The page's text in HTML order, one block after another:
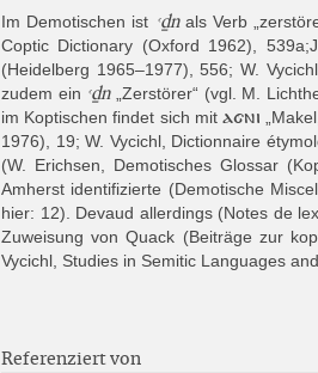
Im Demotischen ist ꜥḏnals Verb
Coptic Dictionary (Oxford 1962),
(Heidelberg 1965–1977), 556; W.
zudem ein ꜥḏn„Zerstörer“ (vgl. M.
im Koptischen findet sich mitⲁϭⲛⲓ
1976), 19; W. Vycichl, Dictionnaire
(W. Erichsen, Demotisches Glossar
Amherst identifizierte (Demotische
hier: 12). Devaud allerdings (Notes de
Zuweisung von Quack (Beiträge zur
Vycichl, Studies in Semitic Languages
Referenziert von